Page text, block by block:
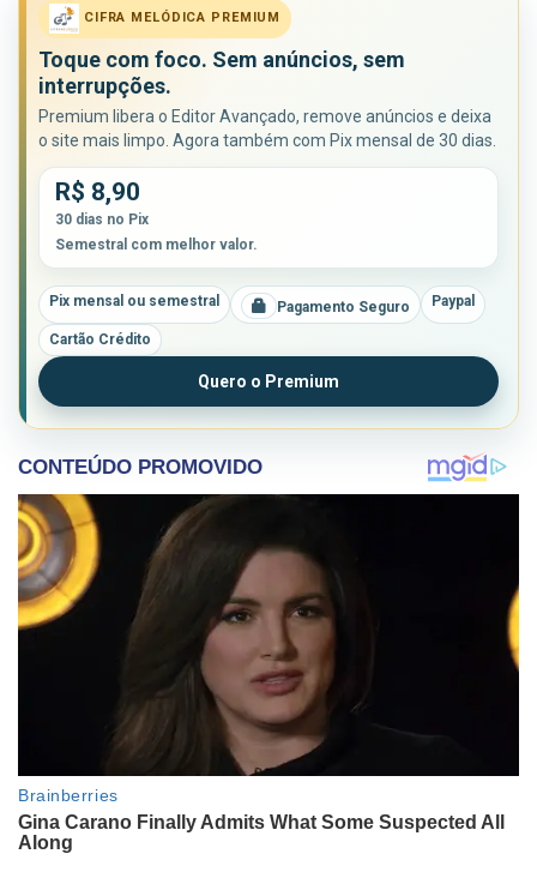
CIFRA MELÓDICA PREMIUM
Toque com foco. Sem anúncios, sem
interrupções.
Premium libera o Editor Avançado, remove anúncios e deixa
o site mais limpo. Agora também com Pix mensal de 30 dias.
R$ 8,90
30 dias no Pix
Semestral com melhor valor.
Pix mensal ou semestral Pagamento Seguro Paypal
Cartão Crédito
Quero o Premium